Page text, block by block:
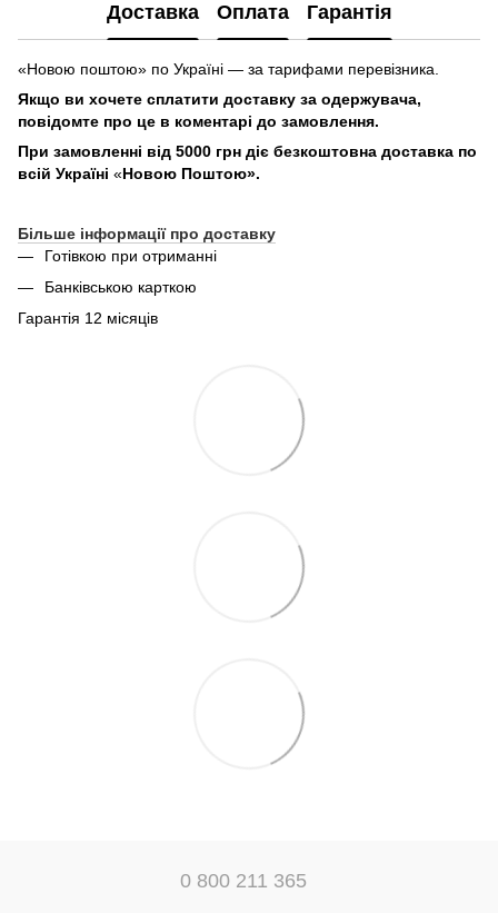
Доставка Оплата Гарантія
«Новою поштою» по Україні — за тарифами перевізника.
Якщо ви хочете сплатити доставку за одержувача,
повідомте про це в коментарі до замовлення.
При замовленні від 5000 грн діє безкоштовна доставка по
всій Україні «Новою Поштою».
Більше інформації про доставку
Готівкою при отриманні
Банківською карткою
Гарантія 12 місяців
0 800 211 365